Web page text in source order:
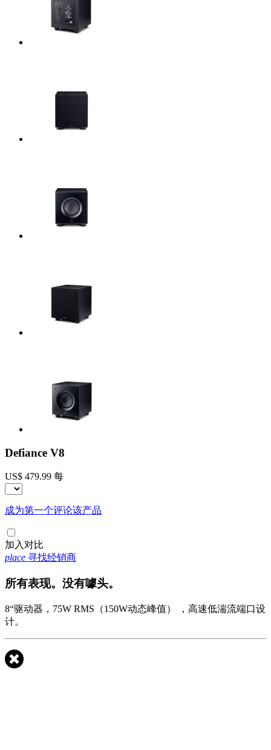
Defiance V8
US$ 479.99 每
成为第一个评论该产品
加入对比
place 寻找经销商
所有表现。没有噱头。
8“驱动器，75W RMS（150W动态峰值）
，高速低湍流端口设
计。